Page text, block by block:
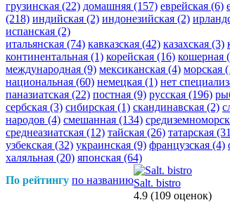
грузинская (22) домашняя (157) еврейская (6)
(218) индийская (2) индонезийская (2)
испанская (2)
итальянская (74) кавказская (42) казахская (3)
континентальная (1) корейская (16) кошерная
международная (9) мексиканская (4) морская
национальная (60) немецкая (1) нет
паназиатская (22) постная (9) русская (196)
сербская (3) сибирская (1) скандинавская (2)
народов (4) смешанная (134)
среднеазиатская (12) тайская (26) татарская
узбекская (32) украинская (9) французская (4)
халяльная (20) японская (64)
По рейтингу по названиюSalt. bistro
4.9 (109 оценок)